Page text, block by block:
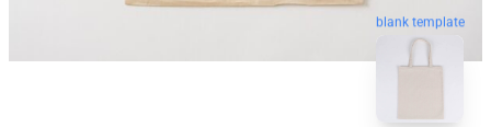
blank template